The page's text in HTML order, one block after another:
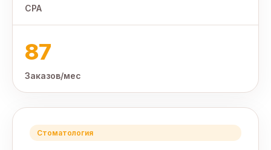
CPA
87
Заказов/мес
Стоматология